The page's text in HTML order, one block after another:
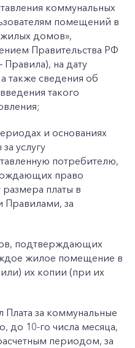
коммунальных
помещений в
домов»,
Правительства РФ
Правила), на дату
также сведения об
такого
и основаниях
услугу
потребителю,
право
размера платы в
Правилами, за
подтверждающих
жилое помещение в
их копии (при их
Плата за коммунальные
до 10-го числа месяца,
периодом, за